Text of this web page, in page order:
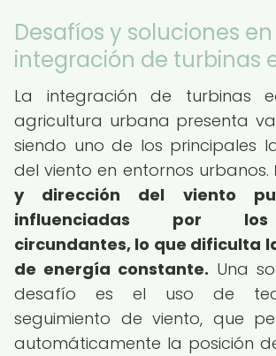
Desafíos y soluciones
integración de turbinas
La integración de turbinas
agricultura urbana presenta
siendo uno de los principales
del viento en entornos urbanos.
y dirección del viento
influenciadas por
circundantes, lo que dificulta
de energía constante. Una
desafío es el uso de
seguimiento de viento, que
automáticamente la posición